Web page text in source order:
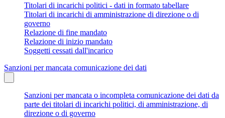
Titolari di incarichi politici - dati in formato tabellare
Titolari di incarichi di amministrazione di direzione o di
governo
Relazione di fine mandato
Relazione di inizio mandato
Soggetti cessati dall'incarico
Sanzioni per mancata comunicazione dei dati
Sanzioni per mancata o incompleta comunicazione dei dati da
parte dei titolari di incarichi politici, di amministrazione, di
direzione o di governo